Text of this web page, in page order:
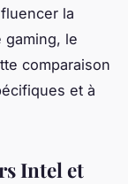
la
le
comparaison
et à
Intel et